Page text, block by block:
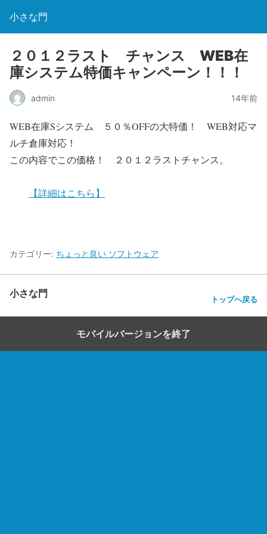
小さな門
２０１２ラスト チャンス WEB在
庫システム特価キャンペーン！！！
admin 14年前
WEB在庫Sシステム ５０％OFFの大特価！ WEB対応マ
ルチ倉庫対応！
この内容でこの価格！ ２０１２ラストチャンス。
【詳細はこちら】
カテゴリー: ちょっと良い ソフトウェア
小さな門 トップへ戻る
モバイルバージョンを終了